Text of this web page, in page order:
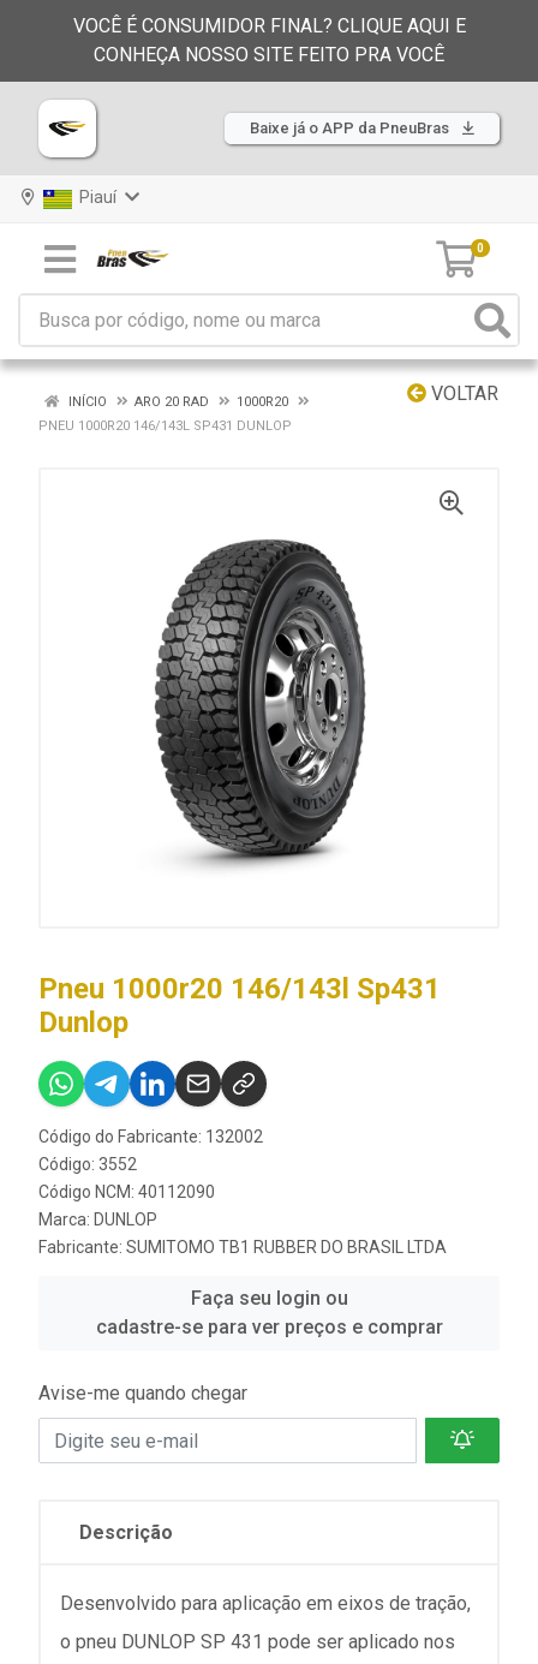
VOCÊ É CONSUMIDOR FINAL? CLIQUE AQUI E
CONHEÇA NOSSO SITE FEITO PRA VOCÊ
Baixe já o APP da PneuBras
Piauí
0
VOLTAR
INÍCIO ARO 20 RAD
1000R20
PNEU 1000R20 146/143L SP431 DUNLOP
Pneu 1000r20 146/143l Sp431
Dunlop
Código do Fabricante: 132002
Código: 3552
Código NCM: 40112090
Marca: DUNLOP
Fabricante: SUMITOMO TB1 RUBBER DO BRASIL LTDA
Faça seu login ou
cadastre-se para ver preços e comprar
Avise-me quando chegar
Descrição
Desenvolvido para aplicação em eixos de tração,
o pneu DUNLOP SP 431 pode ser aplicado nos